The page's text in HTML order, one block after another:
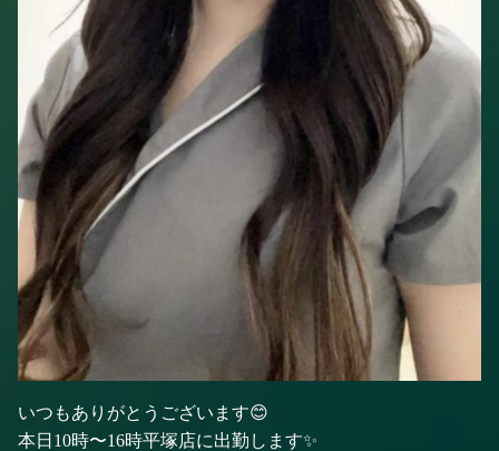
いつもありがとうございます😊
本日10時〜16時平塚店に出勤します✨